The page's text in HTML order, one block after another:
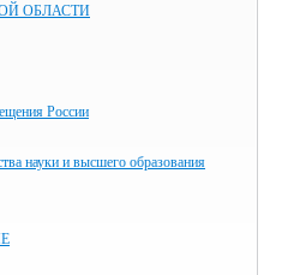
ОБЛАСТИ
России
науки и высшего образования